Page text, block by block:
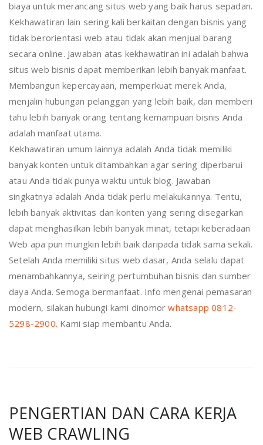
biaya untuk merancang situs web yang baik harus sepadan.
Kekhawatiran lain sering kali berkaitan dengan bisnis yang
tidak berorientasi web atau tidak akan menjual barang
secara online. Jawaban atas kekhawatiran ini adalah bahwa
situs web bisnis dapat memberikan lebih banyak manfaat.
Membangun kepercayaan, memperkuat merek Anda,
menjalin hubungan pelanggan yang lebih baik, dan memberi
tahu lebih banyak orang tentang kemampuan bisnis Anda
adalah manfaat utama.
Kekhawatiran umum lainnya adalah Anda tidak memiliki
banyak konten untuk ditambahkan agar sering diperbarui
atau Anda tidak punya waktu untuk blog. Jawaban
singkatnya adalah Anda tidak perlu melakukannya. Tentu,
lebih banyak aktivitas dan konten yang sering disegarkan
dapat menghasilkan lebih banyak minat, tetapi keberadaan
Web apa pun mungkin lebih baik daripada tidak sama sekali.
Setelah Anda memiliki situs web dasar, Anda selalu dapat
menambahkannya, seiring pertumbuhan bisnis dan sumber
daya Anda. Semoga bermanfaat. Info mengenai pemasaran
modern, silakan hubungi kami dinomorwhatsapp 0812-
5298-2900. Kami siap membantu Anda.
PENGERTIAN DAN CARA KERJA
WEB CRAWLING